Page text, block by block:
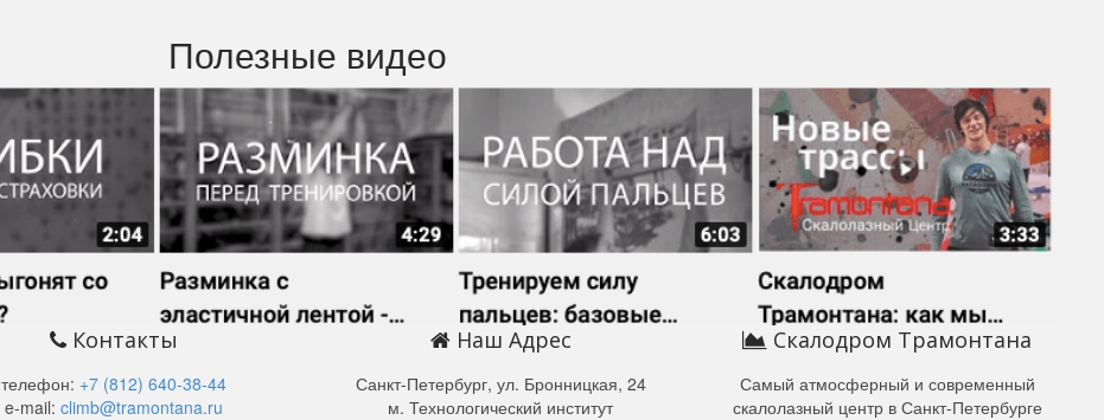
Полезные видео
Контакты
телефон: +7 (812) 640-38-44
e-mail: climb@tramontana.ru
Наш Адрес
Санкт-Петербург, ул. Бронницкая, 24
м. Технологический институт
Скалодром Трамонтана
Самый атмосферный и современный
скалолазный центр в Санкт-Петербурге